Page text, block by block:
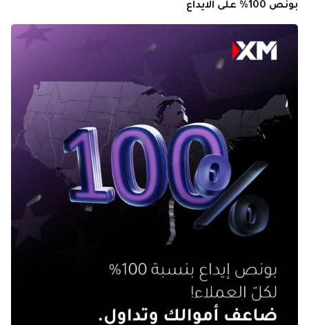
بونص 100% على الايداع